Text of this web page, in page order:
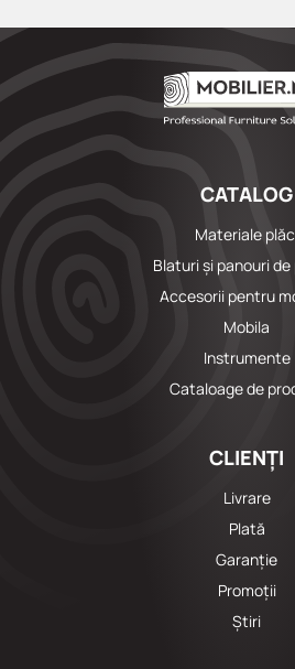
CATALOG
Materiale
Blaturi și panouri
Accesorii pentru
Mobila
Instrumente
Cataloage de
CLIENȚI
Livrare
Plată
Garanție
Promoții
Știri